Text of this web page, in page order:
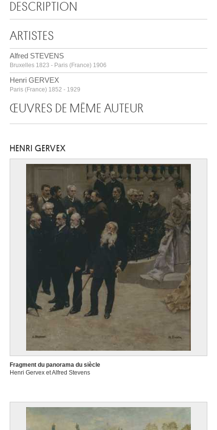
DESCRIPTION
ARTISTES
Alfred STEVENS
Bruxelles 1823 - Paris (France) 1906
Henri GERVEX
Paris (France) 1852 - 1929
ŒUVRES DE MÊME AUTEUR
HENRI GERVEX
Fragment du panorama du siècle
Henri Gervex et Alfred Stevens